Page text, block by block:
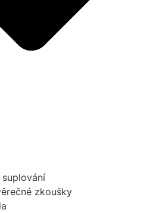
zkoušky